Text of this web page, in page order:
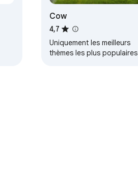
Cow
4,7
Uniquement les meilleurs
thèmes les plus